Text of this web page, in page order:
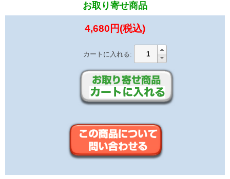
お取り寄せ商品
4,680円(税込)
カートに入れる: